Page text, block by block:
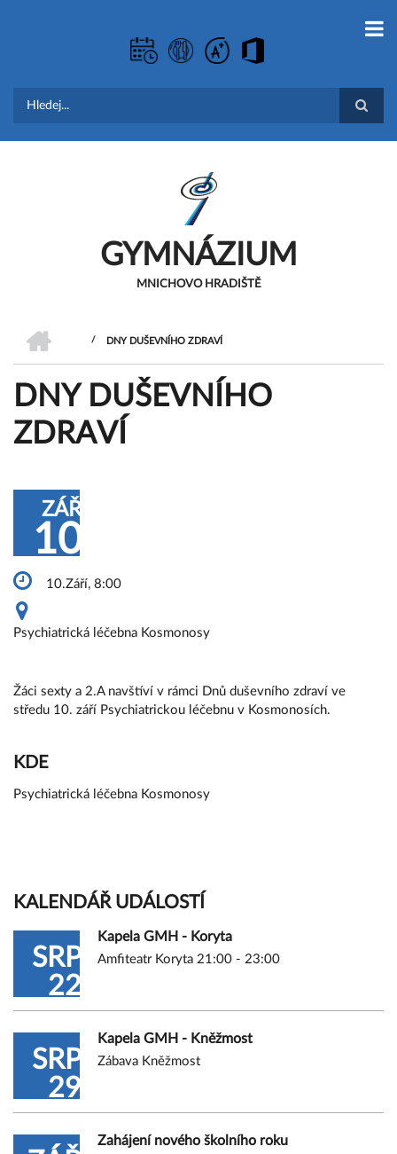
GYMNÁZIUM
MNICHOVO HRADIŠTĚ
DROBEČKOVÁ
NAVIGACE
/ DNY DUŠEVNÍHO ZDRAVÍ
DNY DUŠEVNÍHO
ZDRAVÍ
ZÁŘ
10
10.Září, 8:00
Psychiatrická léčebna Kosmonosy
Žáci sexty a 2.A navštíví v rámci Dnů duševního zdraví ve
středu 10. září Psychiatrickou léčebnu v Kosmonosích.
KDE
Psychiatrická léčebna Kosmonosy
KALENDÁŘ UDÁLOSTÍ
SRP
22
Kapela GMH - Koryta
Amfiteatr Koryta 21:00 - 23:00
SRP
29
Kapela GMH - Kněžmost
Zábava Kněžmost
Zahájení nového školního roku